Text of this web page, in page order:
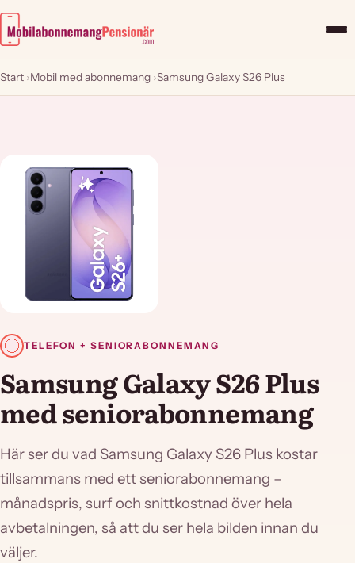
Start ›Mobil med abonnemang ›Samsung Galaxy S26 Plus
TELEFON + SENIORABONNEMANG
Samsung Galaxy S26 Plus
med seniorabonnemang
Här ser du vad Samsung Galaxy S26 Plus kostar
tillsammans med ett seniorabonnemang –
månadspris, surf och snittkostnad över hela
avbetalningen, så att du ser hela bilden innan du
väljer.